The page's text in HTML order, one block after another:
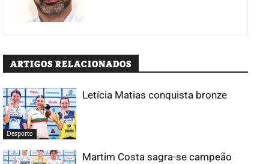
ARTIGOS RELACIONADOS
Desporto
Letícia Matias conquista bronze
Martim Costa sagra-se campeão